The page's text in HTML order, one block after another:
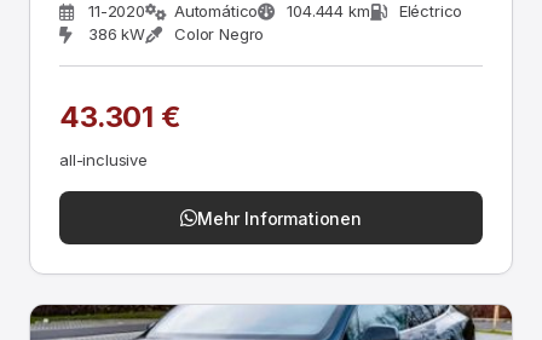
11-2020 Automático 104.444 km
Eléctrico
386 kW
Color Negro
43.301 €
all-inclusive
Mehr Informationen